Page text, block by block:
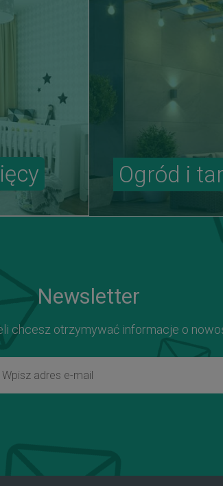
Ogród i
Newsletter
chcesz otrzymywać informacje o